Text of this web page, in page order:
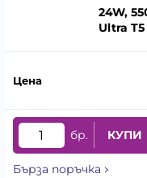
24W,
Ultra T5
бр. КУПИ
Бърза поръчка